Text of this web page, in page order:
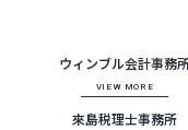
ウィンブル会計事務
VIEW MORE
來島税理士事務所